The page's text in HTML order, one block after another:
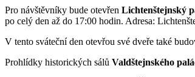
Pro návštěvníky bude otevřen Lichtenštejnský
po celý den až do 17:00 hodin. Adresa:
V tento sváteční den otevřou své dveře také
Prohlídky historických sálů Valdštejnského